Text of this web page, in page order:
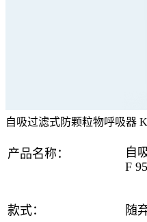
自吸过滤式防颗粒物呼吸器
产品名称：
自
F
款式： 随